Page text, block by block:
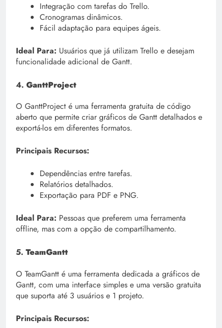
Integração com tarefas do Trello.
Cronogramas dinâmicos.
Fácil adaptação para equipes ágeis.
Ideal Para: Usuários que já utilizam Trello e desejam
funcionalidade adicional de Gantt.
4. GanttProject
O GanttProject é uma ferramenta gratuita de código
aberto que permite criar gráficos de Gantt detalhados e
exportá-los em diferentes formatos.
Principais Recursos:
Dependências entre tarefas.
Relatórios detalhados.
Exportação para PDF e PNG.
Ideal Para: Pessoas que preferem uma ferramenta
offline, mas com a opção de compartilhamento.
5. TeamGantt
O TeamGantt é uma ferramenta dedicada a gráficos de
Gantt, com uma interface simples e uma versão gratuita
que suporta até 3 usuários e 1 projeto.
Principais Recursos: